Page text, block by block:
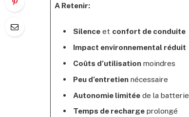
A Retenir:
Silenceet confort de conduite
Impact environnemental réduit
Coûts d’utilisationmoindres
Peu d’entretiennécessaire
Autonomie limitéede la batterie
Temps de rechargeprolongé